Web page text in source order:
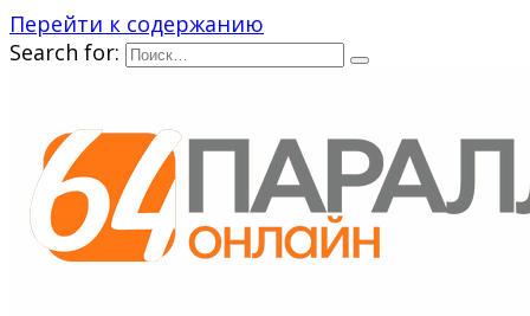
Перейти к содержанию
Search for: